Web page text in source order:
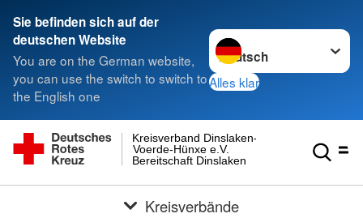
Sie befinden sich auf der
deutschen Website
You are on the German website,
you can use the switch to switch to
the English one
Sprache wechseln zu
Alles klar
Bereitschaft Dinslaken
Voerde-Hünxe e.V.
Kreisverband Dinslaken-
Kreisverbände